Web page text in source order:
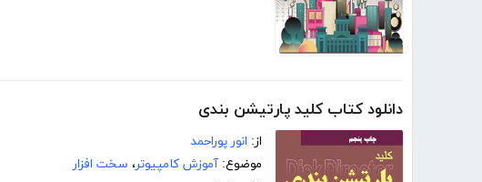
دانلود کتاب کلید پارتیشن بندی
از: انور پوراحمد
موضوع: آموزش کامپیوتر، سخت افزار